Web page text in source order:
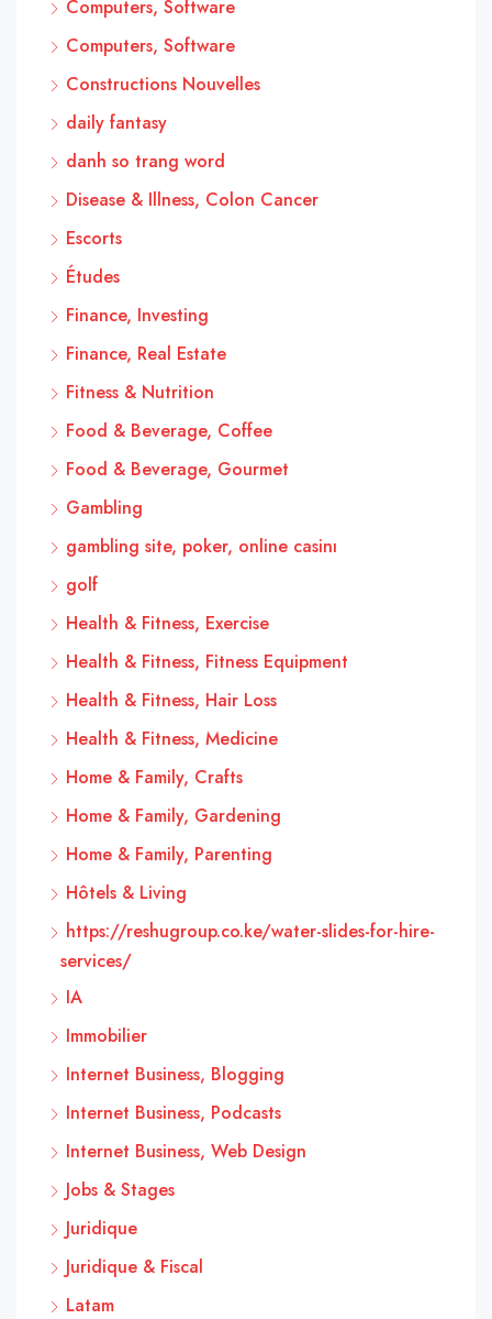
Computers, Software
Computers, Software
Constructions Nouvelles
daily fantasy
danh so trang word
Disease & Illness, Colon Cancer
Escorts
Études
Finance, Investing
Finance, Real Estate
Fitness & Nutrition
Food & Beverage, Coffee
Food & Beverage, Gourmet
Gambling
gambling site, poker, online casinı
golf
Health & Fitness, Exercise
Health & Fitness, Fitness Equipment
Health & Fitness, Hair Loss
Health & Fitness, Medicine
Home & Family, Crafts
Home & Family, Gardening
Home & Family, Parenting
Hôtels & Living
https://reshugroup.co.ke/water-slides-for-hire-
services/
IA
Immobilier
Internet Business, Blogging
Internet Business, Podcasts
Internet Business, Web Design
Jobs & Stages
Juridique
Juridique & Fiscal
Latam